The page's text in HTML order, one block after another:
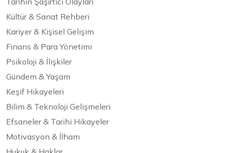
Kültür & Sanat Rehberi
Kariyer & Kişisel Gelişim
Finans & Para Yönetimi
Psikoloji & İlişkiler
Gündem & Yaşam
Keşif Hikayeleri
Bilim & Teknoloji Gelişmeleri
Efsaneler & Tarihi Hikayeler
Motivasyon & İlham